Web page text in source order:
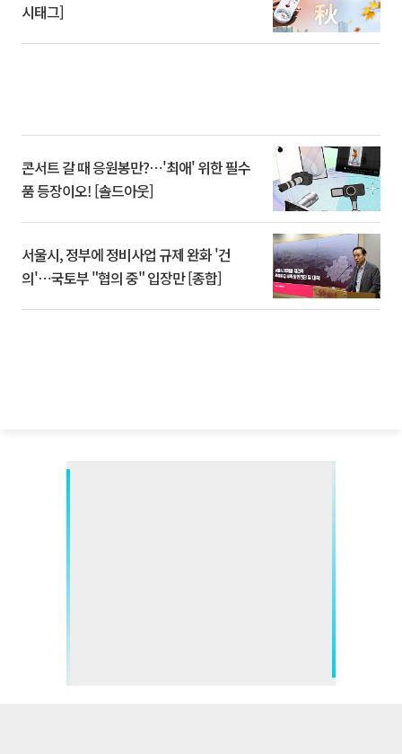
시태그]
콘서트 갈 때 응원봉만?⋯'최애' 위한 필수
품 등장이오! [솔드아웃]
서울시, 정부에 정비사업 규제 완화 '건
의'⋯국토부 "협의 중" 입장만 [종합]